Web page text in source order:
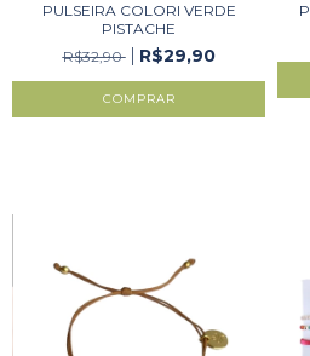
PULSEIRA COLORI VERDE
PISTACHE
R$32,90
R$29,90